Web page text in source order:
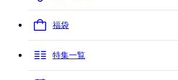
福袋
特集一覧